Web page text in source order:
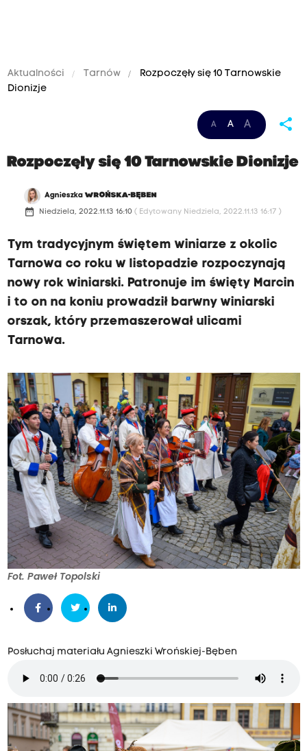
Aktualności Tarnów
Rozpoczęły się 10 Tarnowskie
Dionizje
A A A share
Rozpoczęły się 10 Tarnowskie Dionizje
AgnieszkaWROŃSKA-BĘBEN
date_range Niedziela, 2022.11.13 16:10 ( Edytowany Niedziela, 2022.11.13 16:17 )
Tym tradycyjnym świętem winiarze z okolic
Tarnowa co roku w listopadzie rozpoczynają
nowy rok winiarski. Patronuje im święty Marcin
i to on na koniu prowadził barwny winiarski
orszak, który przemaszerował ulicami
Tarnowa.
Fot. Paweł Topolski
Posłuchaj materiału Agnieszki Wrońskiej-Bęben